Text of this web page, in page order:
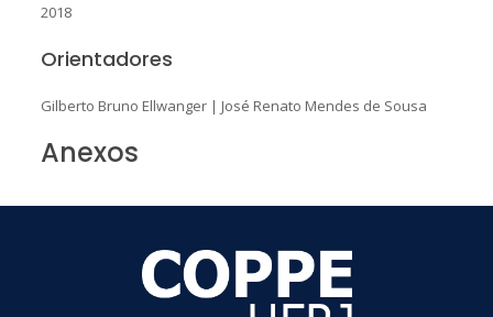
2018
Orientadores
Gilberto Bruno Ellwanger| José Renato Mendes de Sousa
Anexos